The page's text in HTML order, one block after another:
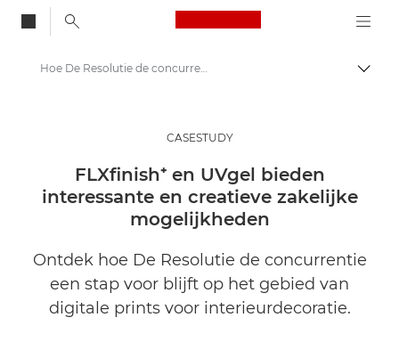
Canon Logo, back
Oplossingen en services
Inzichten
Zakelijke Case Studies
Hoe De Resolutie de concurrentie een stap voor blijft op het gebied van digitale prints voor interieurdecoratie.
CASESTUDY
FLXfinish⁺ en UVgel bieden
interessante en creatieve zakelijke
mogelijkheden
Ontdek hoe De Resolutie de concurrentie
een stap voor blijft op het gebied van
digitale prints voor interieurdecoratie.